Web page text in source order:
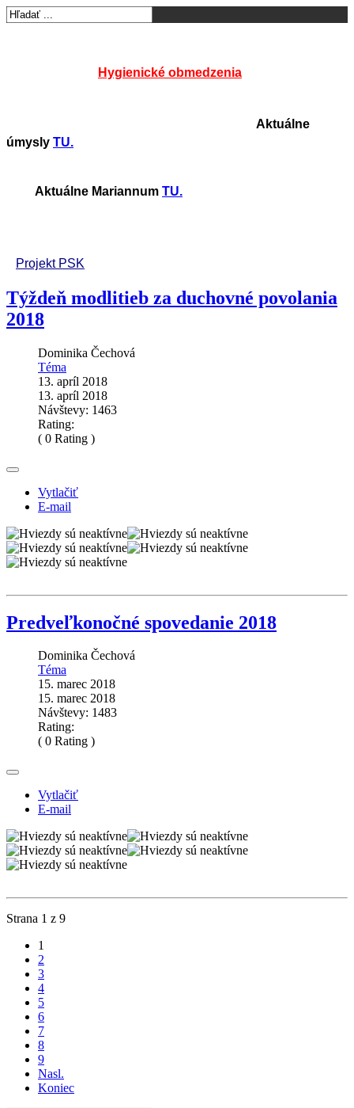
Hygienické obmedzenia
Aktuálne
úmysly TU.
Aktuálne Mariannum TU.
Projekt PSK
Týždeň modlitieb za duchovné povolania
2018
Dominika Čechová
Téma
13. apríl 2018
13. apríl 2018
Návštevy: 1463
Rating:
( 0 Rating )
Vytlačiť
E-mail
Predveľkonočné spovedanie 2018
Dominika Čechová
Téma
15. marec 2018
15. marec 2018
Návštevy: 1483
Rating:
( 0 Rating )
Vytlačiť
E-mail
Strana 1 z 9
1
2
3
4
5
6
7
8
9
Nasl.
Koniec